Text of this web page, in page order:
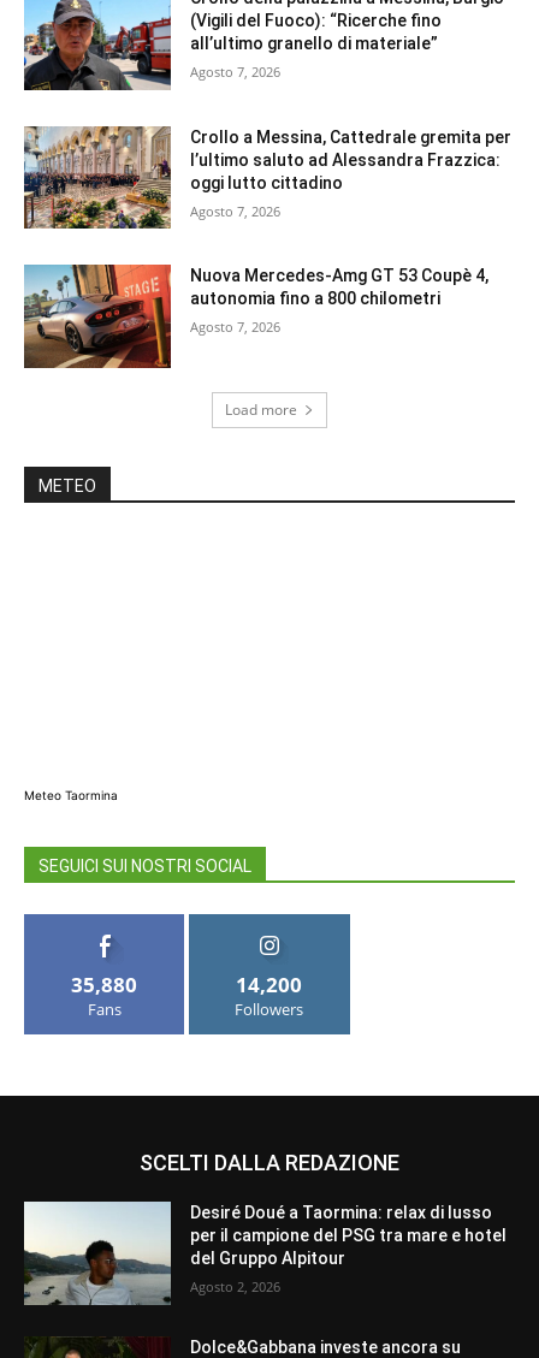
(Vigili del Fuoco): “Ricerche fino
all’ultimo granello di materiale”
Agosto 7, 2026
Crollo a Messina, Cattedrale gremita per
l’ultimo saluto ad Alessandra Frazzica:
oggi lutto cittadino
Agosto 7, 2026
Nuova Mercedes-Amg GT 53 Coupè 4,
autonomia fino a 800 chilometri
Agosto 7, 2026
Load more
METEO
Meteo Taormina
SEGUICI SUI NOSTRI SOCIAL
35,880
Fans
14,200
Followers
SCELTI DALLA REDAZIONE
Desiré Doué a Taormina: relax di lusso
per il campione del PSG tra mare e hotel
del Gruppo Alpitour
Agosto 2, 2026
Dolce&Gabbana investe ancora su